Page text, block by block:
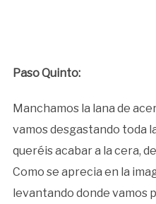
Paso Quinto:
Manchamos la lana de
vamos desgastando toda
queréis acabar a la cera,
Como se aprecia en la
levantando donde vamos